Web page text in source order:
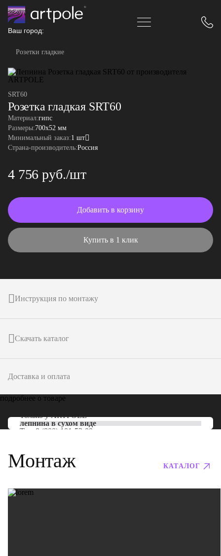
Ваш город:
Розетки гладкие
SRT60
Розетка гладкая SRT60
Материал:гипс
Размеры:700x52 мм
Минимальный заказ:1 шт
Страна-производитель:Россия
4 756 руб./шт
Добавить в корзину
Купить в 1 клик
Инструкция по монтажу
Скачать каталог
Доставка и оплата
подробнее о товаре
Только уARTPOLE
лепнина в сухом виде
Тел: 8 (800) 101-53-00
Монтаж КАТАЛОГ